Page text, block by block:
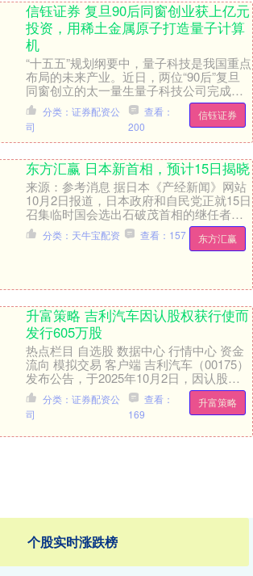
信钰证券 复旦90后同窗创业获上亿元
投资，用稀土金属原子打造量子计算
机
“十五五”规划纲要中，量子科技是我国重点
布局的未来产业。近日，两位“90后”复旦
同窗创立的太一量生量子科技公司完成上
亿元融资，踏上了开拓这一未来产业的征
程。 在....
信钰证券
分类：证券配资公
司
查看：
200
东方汇赢 日本新首相，预计15日揭晓
来源：参考消息 据日本《产经新闻》网站
10月2日报道，日本政府和自民党正就15日
召集临时国会选出石破茂首相的继任者进
行协调。预计当天将进行新首相指名选
举，并组建....
东方汇赢
分类：天牛宝配资 查看：157
升富策略 吉利汽车因认股权获行使而
发行605万股
热点栏目 自选股 数据中心 行情中心 资金
流向 模拟交易 客户端 吉利汽车（00175）
发布公告，于2025年10月2日，因认股权
获行使而发行合计6.05万股。....
升富策略
分类：证券配资公
司
查看：
169
个股实时涨跌榜